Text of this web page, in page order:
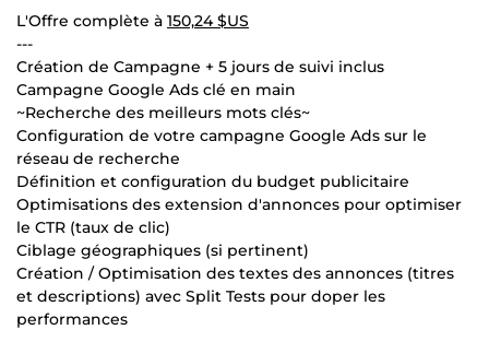
L'Offre complète à 150,24 $US
---
Création de Campagne + 5 jours de suivi inclus
Campagne Google Ads clé en main
~Recherche des meilleurs mots clés~
Configuration de votre campagne Google Ads sur le
réseau de recherche
Définition et configuration du budget publicitaire
Optimisations des extension d'annonces pour optimiser
le CTR (taux de clic)
Ciblage géographiques (si pertinent)
Création / Optimisation des textes des annonces (titres
et descriptions) avec Split Tests pour doper les
performances